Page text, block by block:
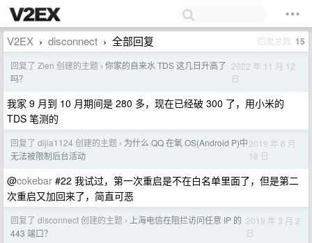
V2EX › disconnect › 全部回复 回复总数 15
回复了 Zien 创建的主题 › 你家的自来水 TDS 这几日升高了
吗？
2022 年 11 月 12
日
我家 9 月到 10 月期间是 280 多，现在已经破 300 了，用小米的
TDS 笔测的
回复了 dijia1124 创建的主题 › 为什么 QQ 在氧 OS(Android P)中
无法被限制后台活动
2019 年 8 月
18 日
@cokebar #22 我试过，第一次重启是不在白名单里面了，但是第二
次重启又加回来了，简直可恶
回复了 disconnect 创建的主题 ›
上海电信在阻拦访问任意 IP 的
443 端口？
2019 年 3 月 2
日